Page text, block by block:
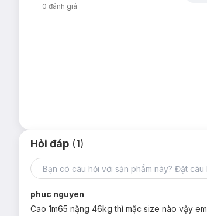
0 đánh giá
Hỏi đáp (1)
phuc nguyen
Cao 1m65 nặng 46kg thì mặc size nào vậy em